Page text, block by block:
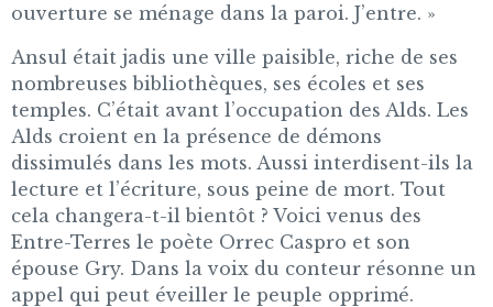
ouverture se ménage dans la paroi. J’entre. »
Ansul était jadis une ville paisible, riche de ses
nombreuses bibliothèques, ses écoles et ses
temples. C’était avant l’occupation des Alds. Les
Alds croient en la présence de démons
dissimulés dans les mots. Aussi interdisent-ils la
lecture et l’écriture, sous peine de mort. Tout
cela changera-t-il bientôt ? Voici venus des
Entre-Terres le poète Orrec Caspro et son
épouse Gry. Dans la voix du conteur résonne un
appel qui peut éveiller le peuple opprimé.